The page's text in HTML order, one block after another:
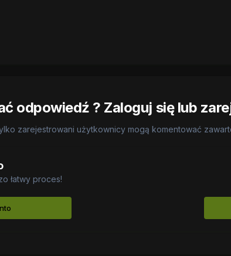
odpowiedź ? Zaloguj się lub
zarejestrowani użytkownicy mogą komentować
łatwy proces!